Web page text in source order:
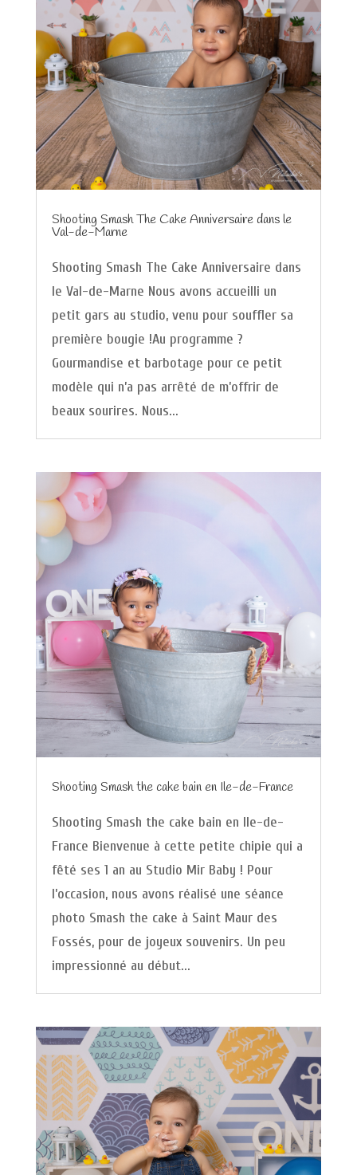
Shooting Smash The Cake Anniversaire dans le
Val-de-Marne
Shooting Smash The Cake Anniversaire dans
le Val-de-Marne Nous avons accueilli un
petit gars au studio, venu pour souffler sa
première bougie !Au programme ?
Gourmandise et barbotage pour ce petit
modèle qui n’a pas arrêté de m’offrir de
beaux sourires. Nous...
Shooting Smash the cake bain en Ile-de-France
Shooting Smash the cake bain en Ile-de-
France Bienvenue à cette petite chipie qui a
fêté ses 1 an au Studio Mir Baby ! Pour
l’occasion, nous avons réalisé une séance
photo Smash the cake à Saint Maur des
Fossés, pour de joyeux souvenirs. Un peu
impressionné au début...